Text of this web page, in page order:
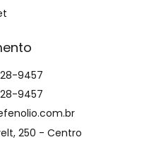
9457
9457
250 - Centro